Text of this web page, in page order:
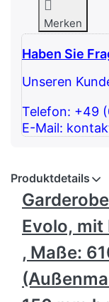
Merken
Haben Sie
Unseren
Telefon: +49
E-Mail:
Produktdetails
Evolo,
, Maße: